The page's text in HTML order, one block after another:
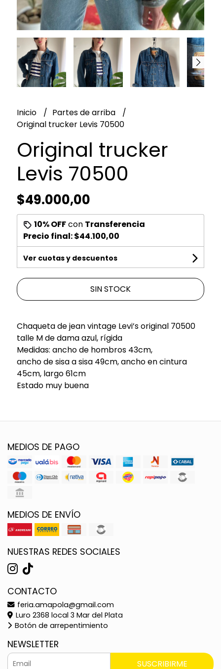
Inicio
Partes de arriba
Original trucker Levis 70500
Original trucker
Levis 70500
$49.000,00
10% OFFcon Transferencia
Precio final:$44.100,00
Ver cuotas y descuentos
SIN STOCK
Chaqueta de jean vintage Levi’s original 70500
talle M de dama azul, rígida
Medidas: ancho de hombros 43cm,
ancho de sisa a sisa 49cm, ancho en cintura
45cm, largo 61cm
Estado muy buena
MEDIOS DE PAGO
MEDIOS DE ENVÍO
NUESTRAS REDES SOCIALES
CONTACTO
feria.amapola@gmail.com
Luro 2368 local 3 Mar del Plata
Botón de arrepentimiento
NEWSLETTER
SUSCRIBIRME